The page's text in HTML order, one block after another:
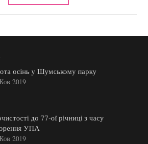
осінь у Шумському парку
2019
до 77-ої річниці з часу
УПА
2019